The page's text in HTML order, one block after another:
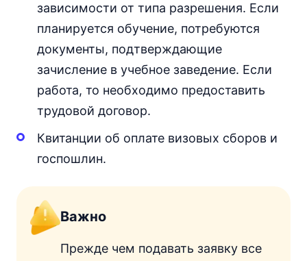
зависимости от типа разрешения. Если
планируется обучение, потребуются
документы, подтверждающие
зачисление в учебное заведение. Если
работа, то необходимо предоставить
трудовой договор.
Квитанции об оплате визовых сборов и
госпошлин.
Важно
Прежде чем подавать заявку все